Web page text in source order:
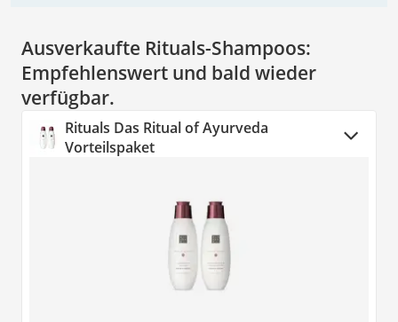
Ausverkaufte Rituals-Shampoos:
Empfehlenswert und bald wieder
verfügbar.
Rituals Das Ritual of Ayurveda
Vorteilspaket